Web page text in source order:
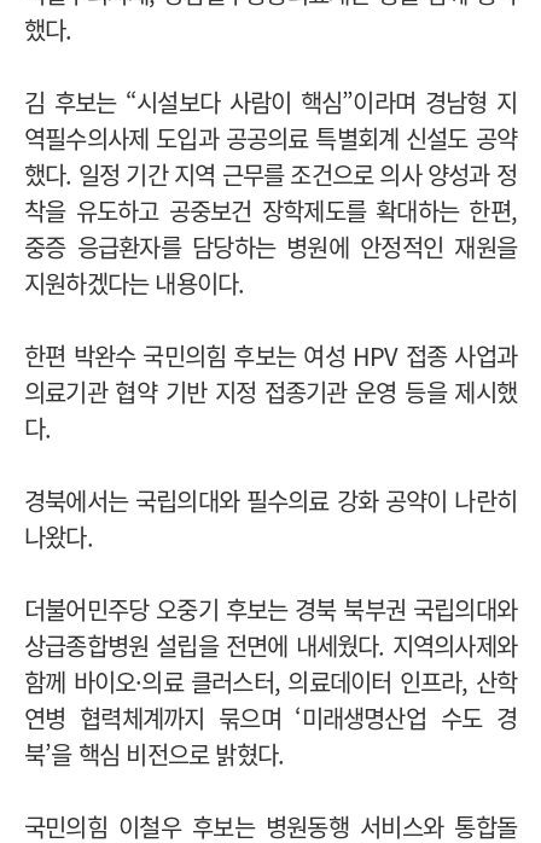
했다.
김 후보는 “시설보다 사람이 핵심”이라며 경남형 지
역필수의사제 도입과 공공의료 특별회계 신설도 공약
했다. 일정 기간 지역 근무를 조건으로 의사 양성과 정
착을 유도하고 공중보건 장학제도를 확대하는 한편,
중증 응급환자를 담당하는 병원에 안정적인 재원을
지원하겠다는 내용이다.
한편 박완수 국민의힘 후보는 여성 HPV 접종 사업과
의료기관 협약 기반 지정 접종기관 운영 등을 제시했
다.
경북에서는 국립의대와 필수의료 강화 공약이 나란히
나왔다.
더불어민주당 오중기 후보는 경북 북부권 국립의대와
상급종합병원 설립을 전면에 내세웠다. 지역의사제와
함께 바이오·의료 클러스터, 의료데이터 인프라, 산학
연병 협력체계까지 묶으며 ‘미래생명산업 수도 경
북’을 핵심 비전으로 밝혔다.
국민의힘 이철우 후보는 병원동행 서비스와 통합돌